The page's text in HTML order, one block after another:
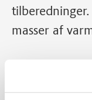
masser af